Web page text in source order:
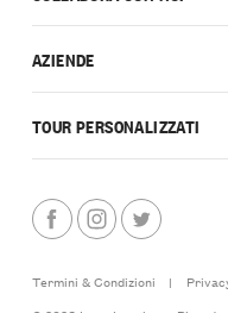
AZIENDE
TOUR PERSONALIZZATI
Termini & Condizioni |